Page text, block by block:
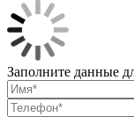
Заполните данные